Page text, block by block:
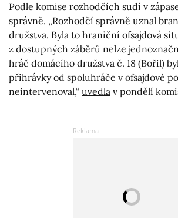
Podle komise rozhodčích sudí v
správně. „Rozhodčí správně uznal
družstva. Byla to hraniční ofsajdová
z dostupných záběrů nelze
hráč domácího družstva č. 18 (Bořil)
přihrávky od spoluhráče v ofsajdové
neintervenoval,“ uvedla v pondělí